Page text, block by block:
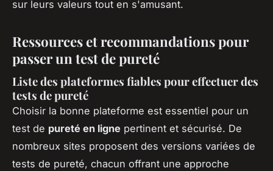
sur leurs valeurs tout en s'amusant.
Ressources et recommandations pour
passer un test de pureté
Liste des plateformes fiables pour effectuer des
tests de pureté
Choisir la bonne plateforme est essentiel pour un
test de pureté en ligne pertinent et sécurisé. De
nombreux sites proposent des versions variées de
tests de pureté, chacun offrant une approche